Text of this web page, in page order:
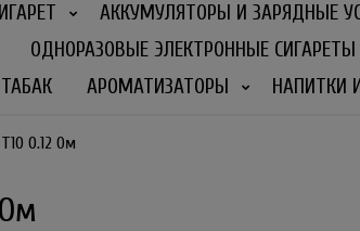
АККУМУЛЯТОРЫ И ЗАРЯДНЫЕ
ОДНОРАЗОВЫЕ ЭЛЕКТРОННЫЕ СИГАРЕТЫ
АРОМАТИЗАТОРЫ НАПИТКИ
0.12 Ом